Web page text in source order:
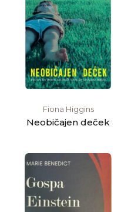
Fiona Higgins
Neobičajen deček